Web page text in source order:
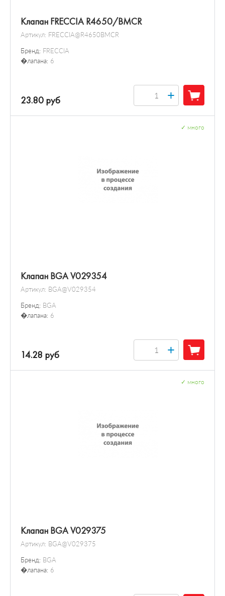
Клапан FRECCIA R4650/BMCR
Артикул: FRECCIA@R4650BMCR
Бренд: FRECCIA
�лапана: 6
23.80 руб +
Клапан BGA V029354
Артикул: BGA@V029354
Бренд: BGA
�лапана: 6
много
14.28 руб +
Клапан BGA V029375
Артикул: BGA@V029375
Бренд: BGA
�лапана: 6
много